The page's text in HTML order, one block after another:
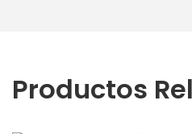
Productos